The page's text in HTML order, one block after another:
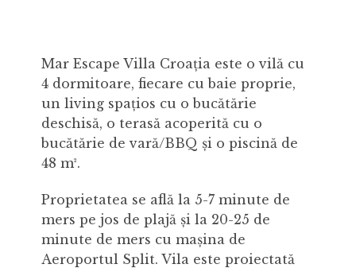
Mar Escape Villa Croația este o vilă cu
4 dormitoare, fiecare cu baie proprie,
un living spațios cu o bucătărie
deschisă, o terasă acoperită cu o
bucătărie de vară/BBQ și o piscină de
48 m².
Proprietatea se află la 5-7 minute de
mers pe jos de plajă și la 20-25 de
minute de mers cu mașina de
Aeroportul Split. Vila este proiectată